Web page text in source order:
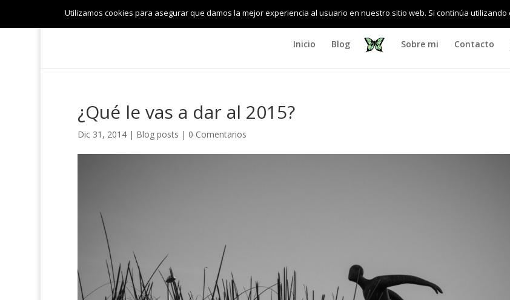
Inicio Blog Sobre mi Contacto
¿Qué le vas a dar al 2015?
Dic 31, 2014| Blog posts | 0 Comentarios
Utilizamos cookies para asegurar que damos la mejor experiencia al usuario en nuestro sitio web. Si continúa